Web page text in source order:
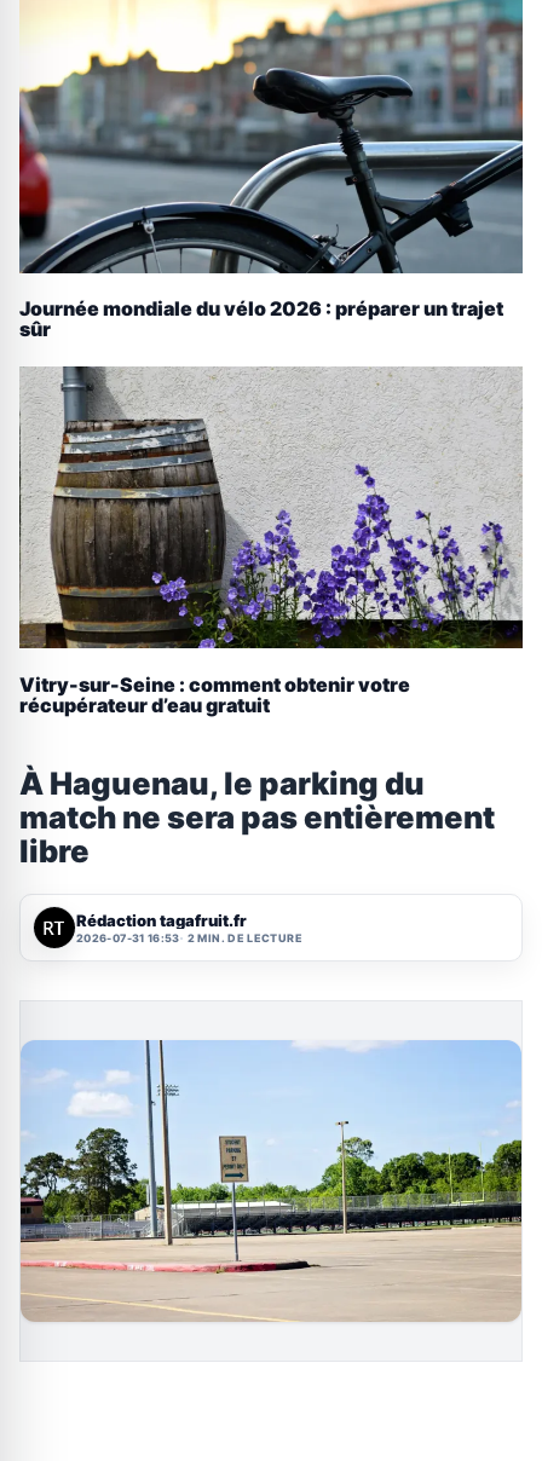
Journée mondiale du vélo 2026 : préparer un trajet
sûr
Vitry-sur-Seine : comment obtenir votre
récupérateur d’eau gratuit
À Haguenau, le parking du
match ne sera pas entièrement
libre
Rédaction tagafruit.fr
2026-07-31 16:53 2 MIN. DE LECTURE